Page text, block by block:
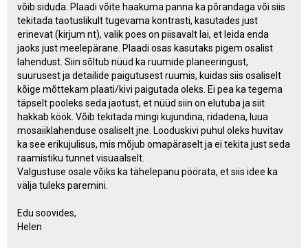
võib siduda. Plaadi võite haakuma panna ka põrandaga või siis
tekitada taotuslikult tugevama kontrasti, kasutades just
erinevat (kirjum nt), valik poes on piisavalt lai, et leida enda
jaoks just meelepärane. Plaadi osas kasutaks pigem osalist
lahendust. Siin sõltub nüüd ka ruumide planeeringust,
suurusest ja detailide paigutusest ruumis, kuidas siis osaliselt
kõige mõttekam plaati/kivi paigutada oleks. Ei pea ka tegema
täpselt pooleks seda jaotust, et nüüd siin on elutuba ja siit
hakkab köök. Võib tekitada mingi kujundina, ridadena, luua
mosaiiklahenduse osaliselt jne. Looduskivi puhul oleks huvitav
ka see erikujulisus, mis mõjub omapäraselt ja ei tekita just seda
raamistiku tunnet visuaalselt.
Valgustuse osale võiks ka tähelepanu pöörata, et siis idee ka
välja tuleks paremini.
Edu soovides,
Helen